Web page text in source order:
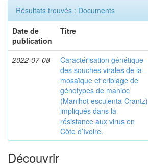
Résultats trouvés : Documents
Date de
publication
Titre
2022-07-08
Caractérisation génétique
des souches virales de la
mosaïque et criblage de
génotypes de manioc
(Manihot esculenta Crantz)
impliqués dans la
résistance aux virus en
Côte d’Ivoire.
Découvrir